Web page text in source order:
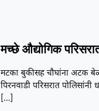
मच्छे औद्योगिक
मटका बुकीसह चौघांना अटक
पिरनवाडी परिसरात
[…]